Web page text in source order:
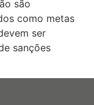
são
como metas
ser
sanções